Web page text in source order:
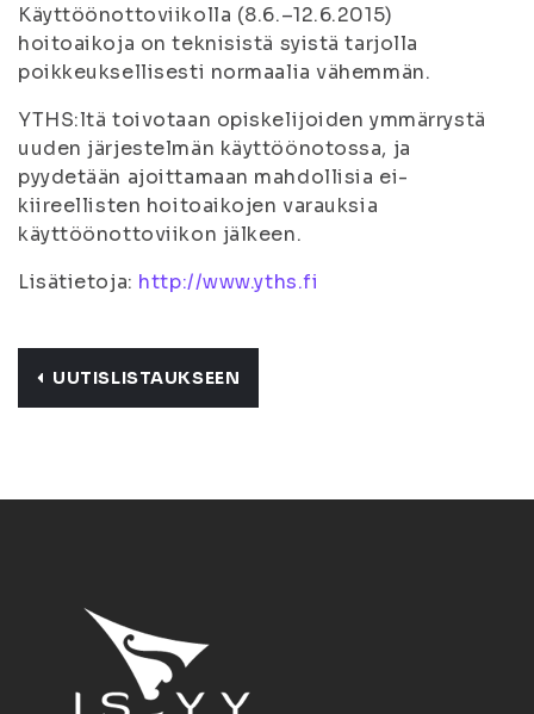
Käyttöönottoviikolla (8.6.–12.6.2015)
hoitoaikoja on teknisistä syistä tarjolla
poikkeuksellisesti normaalia vähemmän.
YTHS:ltä toivotaan opiskelijoiden ymmärrystä
uuden järjestelmän käyttöönotossa, ja
pyydetään ajoittamaan mahdollisia ei-
kiireellisten hoitoaikojen varauksia
käyttöönottoviikon jälkeen.
Lisätietoja: http://www.yths.fi
UUTISLISTAUKSEEN